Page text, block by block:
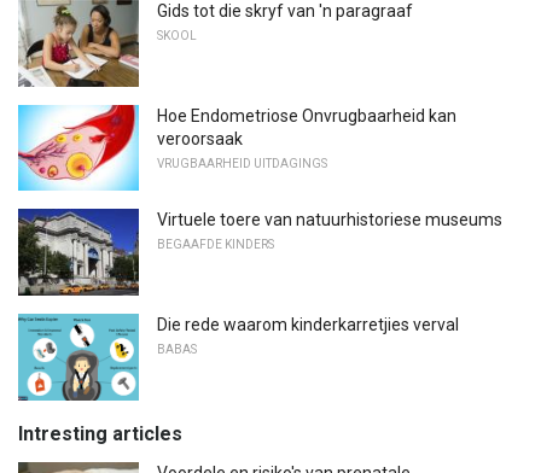
Gids tot die skryf van 'n paragraaf
SKOOL
Hoe Endometriose Onvrugbaarheid kan
veroorsaak
VRUGBAARHEID UITDAGINGS
Virtuele toere van natuurhistoriese museums
BEGAAFDE KINDERS
Die rede waarom kinderkarretjies verval
BABAS
Intresting articles